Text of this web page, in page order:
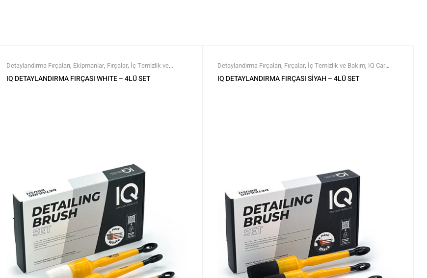
Detaylandırma Fırçaları, Ekipmanlar, Fırçalar, İç Temizlik ve
Bakım,IQ Car Care Products,Markalar,Tüm Ürünler,
IQ DETAYLANDIRMA FIRÇASI WHITE – 4LÜ SET
Detaylandırma Fırçaları, Fırçalar, İç Temizlik ve Bakım, IQ Car
Care Products,Markalar,Tüm Ürünler,Tüm Ürünler
IQ DETAYLANDIRMA FIRÇASI SİYAH – 4LÜ SET